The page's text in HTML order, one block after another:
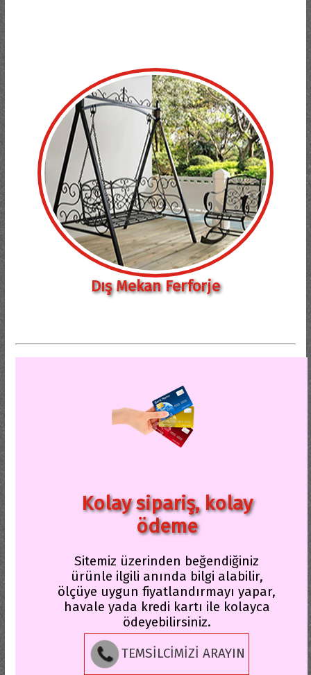
Dış Mekan Ferforje
Kolay sipariş, kolay
ödeme
Sitemiz üzerinden beğendiğiniz
ürünle ilgili anında bilgi alabilir,
ölçüye uygun fiyatlandırmayı yapar,
havale yada kredi kartı ile kolayca
ödeyebilirsiniz.
TEMSİLCİMİZİ ARAYIN